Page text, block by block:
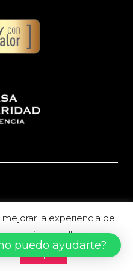
Éruga Comunicación
la experiencia de
por ella que se
Aceptar Leer más
puedo ayudarte?